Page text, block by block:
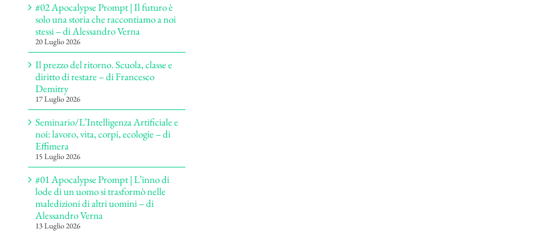
#02 Apocalypse Prompt | Il futuro è
solo una storia che raccontiamo a noi
stessi – di Alessandro Verna
20 Luglio 2026
Il prezzo del ritorno. Scuola, classe e
diritto di restare – di Francesco
Demitry
17 Luglio 2026
Seminario/L’Intelligenza Artificiale e
noi: lavoro, vita, corpi, ecologie – di
Effimera
15 Luglio 2026
#01 Apocalypse Prompt | L’inno di
lode di un uomo si trasformò nelle
maledizioni di altri uomini – di
Alessandro Verna
13 Luglio 2026